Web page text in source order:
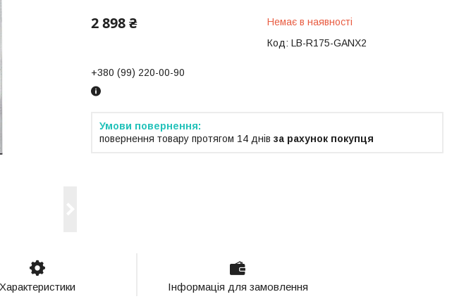
2 898 ₴
Немає в наявності
Код: LB-R175-GANX2
+380 (99) 220-00-90
повернення товару протягом 14 днів за рахунок покупця
Характеристики Інформація для замовлення